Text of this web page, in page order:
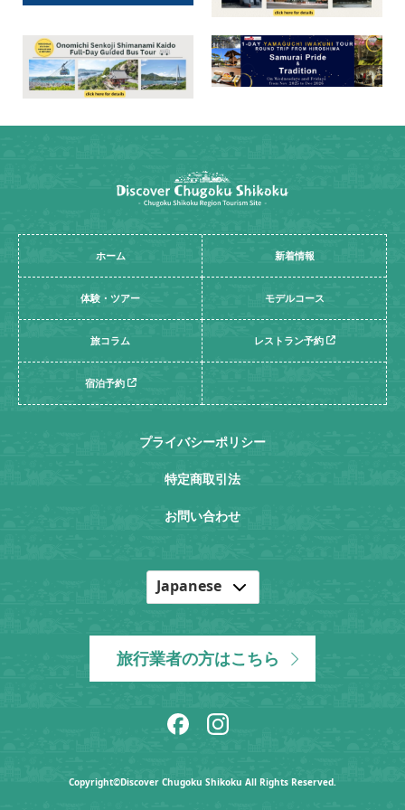
ホーム 新着情報
体験・ツアー モデルコース
旅コラム レストラン予約
宿泊予約
プライバシーポリシー
特定商取引法
お問い合わせ
Japanese
Korean
Chinese
旅行業者の方はこちら
Copyright©Discover Chugoku Shikoku All Rights Reserved.